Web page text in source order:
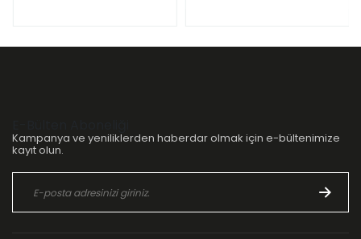
Kampanya ve yeniliklerden haberdar olmak için e-bültenimize
kayıt olun.